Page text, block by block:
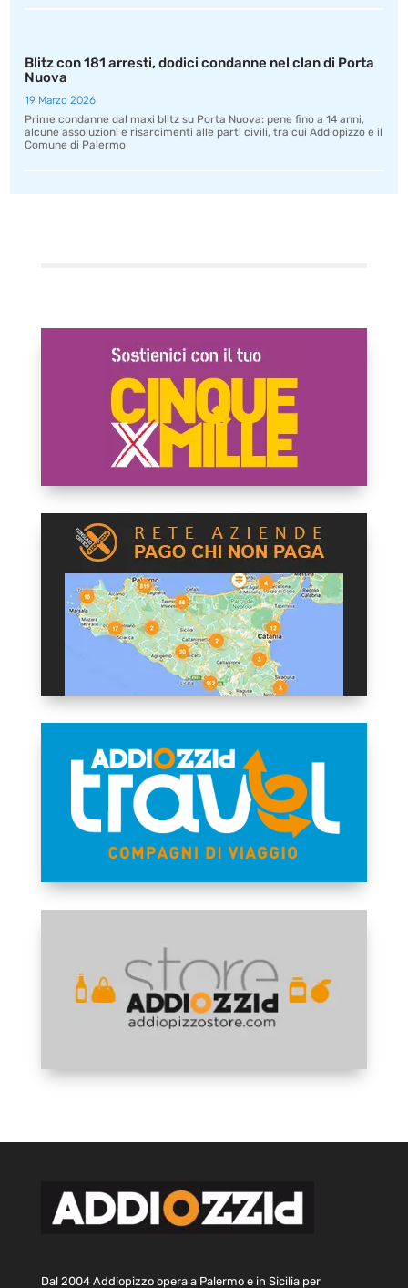
Blitz con 181 arresti, dodici condanne nel clan di Porta
Nuova
19 Marzo 2026
Prime condanne dal maxi blitz su Porta Nuova: pene fino a 14 anni,
alcune assoluzioni e risarcimenti alle parti civili, tra cui Addiopizzo e il
Comune di Palermo
Dal 2004 Addiopizzo opera a Palermo e in Sicilia per